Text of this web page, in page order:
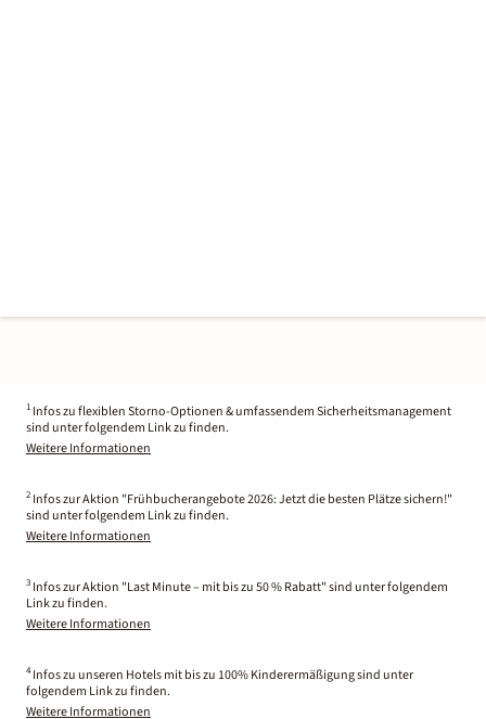
1 Infos zu flexiblen Storno-Optionen & umfassendem Sicherheitsmanagement
sind unter folgendem Link zu finden.
Weitere Informationen
2 Infos zur Aktion "Frühbucherangebote 2026: Jetzt die besten Plätze sichern!"
sind unter folgendem Link zu finden.
Weitere Informationen
3 Infos zur Aktion "Last Minute – mit bis zu 50 % Rabatt" sind unter folgendem
Link zu finden.
Weitere Informationen
4 Infos zu unseren Hotels mit bis zu 100% Kinderermäßigung sind unter
folgendem Link zu finden.
Weitere Informationen